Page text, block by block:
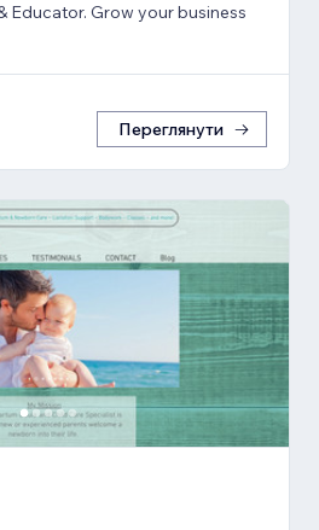
Educator. Grow your business
Переглянути